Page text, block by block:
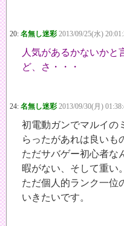
20: 名無し迷彩 2013/09/25(水)
人気があるかないかと
ど、さ・・・
24: 名無し迷彩 2013/09/30(月)
初電動ガンでマルイの
らったがあれは良いも
ただサバゲー初心者な
暇がない、そして重い。
ただ個人的ランク一位
いきたいです。